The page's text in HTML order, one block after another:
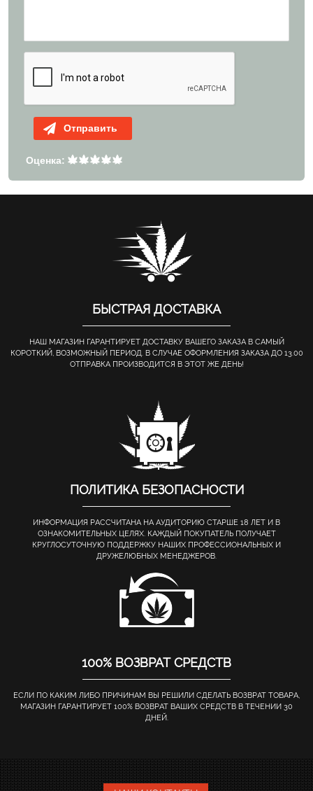
Отправить
Оценка:
БЫСТРАЯ ДОСТАВКА
НАШ МАГАЗИН ГАРАНТИРУЕТ ДОСТАВКУ ВАШЕГО ЗАКАЗА В САМЫЙ
КОРОТКИЙ, ВОЗМОЖНЫЙ ПЕРИОД. В СЛУЧАЕ ОФОРМЛЕНИЯ ЗАКАЗА ДО 13.00
ОТПРАВКА ПРОИЗВОДИТСЯ В ЭТОТ ЖЕ ДЕНЬ!
ПОЛИТИКА БЕЗОПАСНОСТИ
ИНФОРМАЦИЯ РАССЧИТАНА НА АУДИТОРИЮ СТАРШЕ 18 ЛЕТ И В
ОЗНАКОМИТЕЛЬНЫХ ЦЕЛЯХ. КАЖДЫЙ ПОКУПАТЕЛЬ ПОЛУЧАЕТ
КРУГЛОСУТОЧНУЮ ПОДДЕРЖКУ НАШИХ ПРОФЕССИОНАЛЬНЫХ И
ДРУЖЕЛЮБНЫХ МЕНЕДЖЕРОВ.
100% ВОЗВРАТ СРЕДСТВ
ЕСЛИ ПО КАКИМ ЛИБО ПРИЧИНАМ ВЫ РЕШИЛИ СДЕЛАТЬ ВОЗВРАТ ТОВАРА,
МАГАЗИН ГАРАНТИРУЕТ 100% ВОЗВРАТ ВАШИХ СРЕДСТВ В ТЕЧЕНИИ 30
ДНЕЙ.